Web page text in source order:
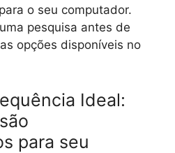
o seu computador.
pesquisa antes de
opções disponíveis no
Ideal:
para seu